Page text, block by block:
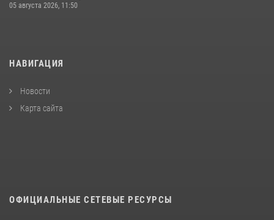
05 августа 2026, 11:50
НАВИГАЦИЯ
Новости
Карта сайта
ОФИЦИАЛЬНЫЕ СЕТЕВЫЕ РЕСУРСЫ